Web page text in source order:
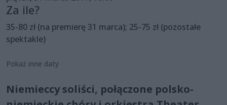
Za ile?
35-80 zł (na premierę 31 marca); 25-75 zł (pozostałe
spektakle)
Pokaż inne daty
Niemieccy soliści, połączone polsko-